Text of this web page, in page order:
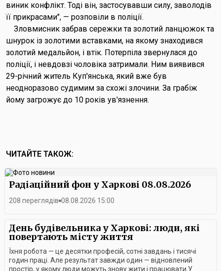
виник конфлікт. Тоді він, застосувавши силу, заволодів
її прикрасами", — розповіли в поліції.
Зловмисник забрав сережки та золотий ланцюжок та
шнурок із золотими вставками, на якому знаходився
золотий медальйон, і втік. Потерпіла звернулася до
поліції, і невдовзі чоловіка затримали. Ним виявився
29-річний житель Куп'янська, який вже був
неодноразово судимим за схожі злочини. За грабіж
йому загрожує до 10 років ув'язнення.
ЧИТАЙТЕ ТАКОЖ:
Радіаційний фон у Харкові 08.08.2026
208 переглядів 08.08.2026 15:00
День будівельника у Харкові: люди, які
повертають місту життя
Їхня робота — це десятки професій, сотні завдань і тисячі
годин праці. Але результат завжди один — відновлений
простір, у якому люди можуть знову жити і працювати.У